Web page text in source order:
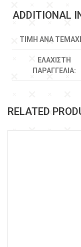
ADDITIONAL
ΤΙΜΉ ΑΝΆ
ΕΛΆΧΙΣΤΗ
ΠΑΡΑΓΓΕΛΊΑ:
RELATED